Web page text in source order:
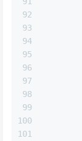
91
92
93
94
95
96
97
98
99
100